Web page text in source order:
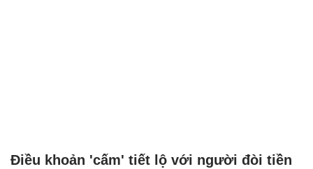
Điều khoản 'cấm' tiết lộ với người đòi tiền